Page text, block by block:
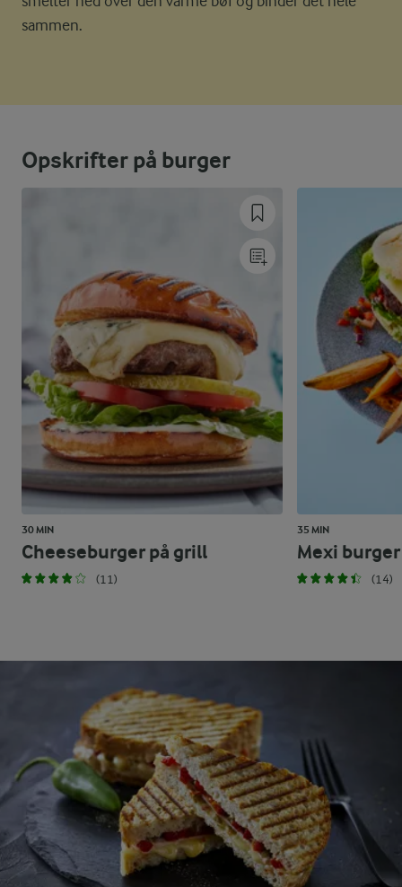
sammen.
Opskrifter på burger
30 MIN
Cheeseburger på grill
(11)
35 MIN
Mexi
(14)